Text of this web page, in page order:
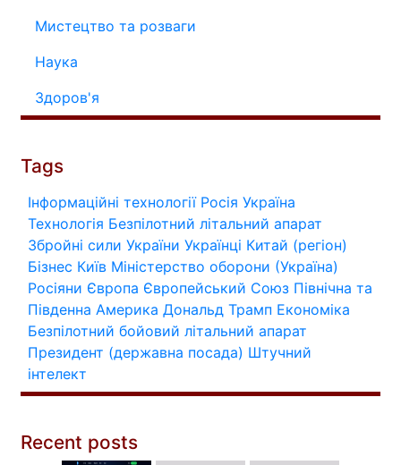
Мистецтво та розваги
Наука
Здоров'я
Tags
Інформаційні технології Росія Україна
Технологія Безпілотний літальний апарат
Збройні сили України Українці Китай (регіон)
Бізнес Київ Міністерство оборони (Україна)
Росіяни Європа Європейський Союз Північна та
Південна Америка Дональд Трамп Економіка
Безпілотний бойовий літальний апарат
Президент (державна посада) Штучний
інтелект
Recent posts